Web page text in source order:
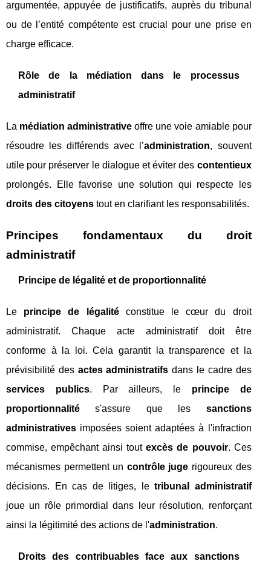
argumentée, appuyée de justificatifs, auprès du tribunal
ou de l’entité compétente est crucial pour une prise en
charge efficace.
Rôle de la médiation dans le processus
administratif
La médiation administrative offre une voie amiable pour
résoudre les différends avec l’administration, souvent
utile pour préserver le dialogue et éviter des contentieux
prolongés. Elle favorise une solution qui respecte les
droits des citoyens tout en clarifiant les responsabilités.
Principes fondamentaux du droit
administratif
Principe de légalité et de proportionnalité
Le principe de légalitéconstitue le cœur du droit
administratif. Chaque acte administratif doit être
conforme à la loi. Cela garantit la transparence et la
prévisibilité des actes administratifs dans le cadre des
services publics. Par ailleurs, le principe de
proportionnalité s'assure que les sanctions
administratives imposées soient adaptées à l'infraction
commise, empêchant ainsi toutexcès de pouvoir. Ces
mécanismes permettent un contrôle juge rigoureux des
décisions. En cas de litiges, letribunal administratif
joue un rôle primordial dans leur résolution, renforçant
ainsi la légitimité des actions de l'administration.
Droits des contribuables face aux sanctions